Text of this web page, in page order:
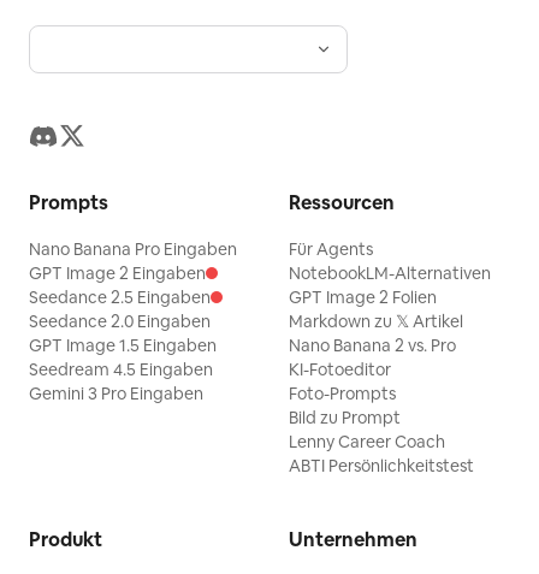
Prompts
Nano Banana Pro Eingaben
GPT Image 2 Eingaben
Seedance 2.5 Eingaben
Seedance 2.0 Eingaben
GPT Image 1.5 Eingaben
Seedream 4.5 Eingaben
Gemini 3 Pro Eingaben
Ressourcen
Für Agents
NotebookLM-Alternativen
GPT Image 2 Folien
Markdown zu 𝕏 Artikel
Nano Banana 2 vs. Pro
KI-Fotoeditor
Foto-Prompts
Bild zu Prompt
Lenny Career Coach
ABTI Persönlichkeitstest
Produkt Unternehmen